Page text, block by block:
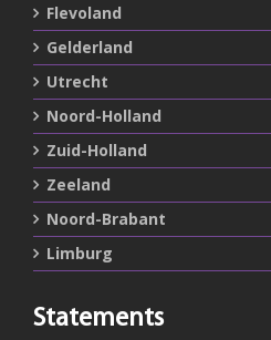
Flevoland
Gelderland
Utrecht
Noord-Holland
Zuid-Holland
Zeeland
Noord-Brabant
Limburg
Statements